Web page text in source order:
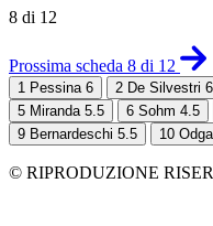
8 di 12
Prossima scheda 8 di 12
1 Pessina 6 2 De Silvestri 6
5 Miranda 5.5 6 Sohm 4.5
9 Bernardeschi 5.5 10
© RIPRODUZIONE